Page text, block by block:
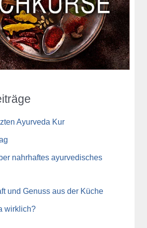
Ayurveda Kur
nahrhaftes ayurvedisches
und Genuss aus der Küche
wirklich?